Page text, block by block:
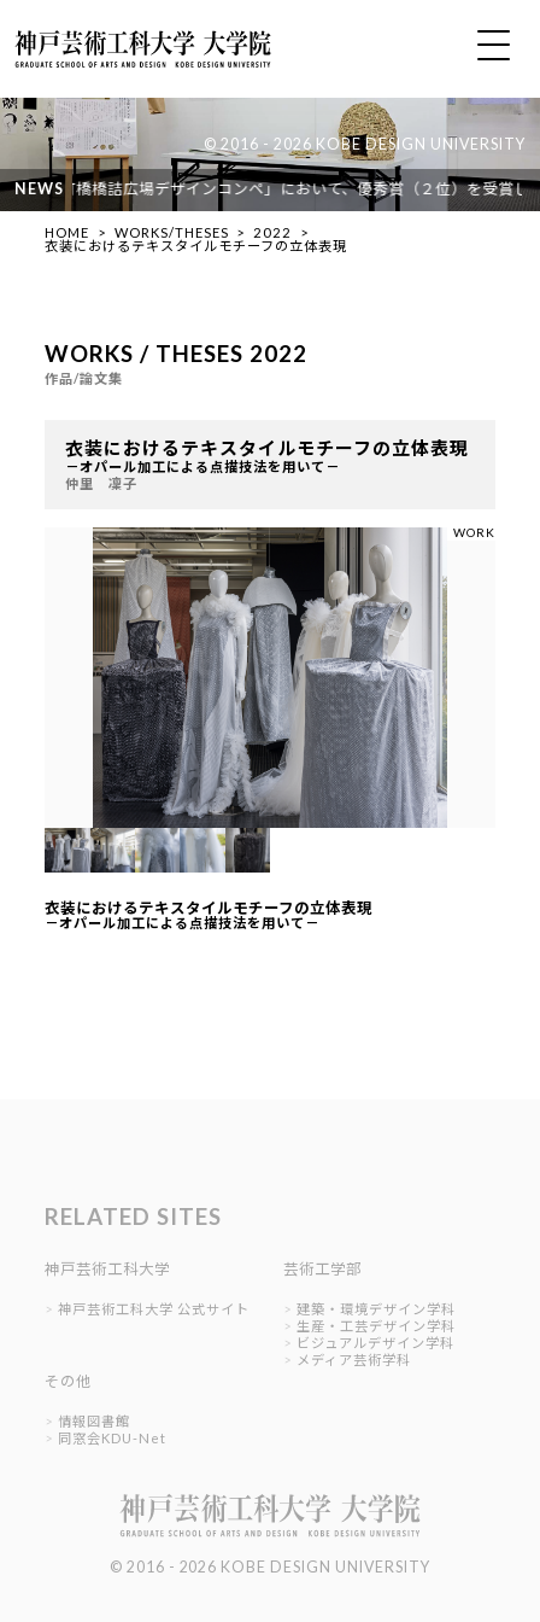
NEWS
町橋橋詰広場デザインコンペ」において、優秀賞（２位）を受賞しま
© 2016 - 2026 KOBE DESIGN UNIVERSITY
HOME WORKS/THESES
2022
衣装におけるテキスタイルモチーフの立体表現
WORKS / THESES 2022
作品/論文集
衣装におけるテキスタイルモチーフの立体表現
－オパール加工による点描技法を用いて－
仲里 凜子
WORK
衣装におけるテキスタイルモチーフの立体表現
－オパール加工による点描技法を用いて－
RELATED SITES
神戸芸術工科大学
神戸芸術工科大学 公式サイト
芸術工学部
建築・環境デザイン学科
生産・工芸デザイン学科
ビジュアルデザイン学科
メディア芸術学科
その他
情報図書館
同窓会KDU-Net
© 2016 - 2026 KOBE DESIGN UNIVERSITY